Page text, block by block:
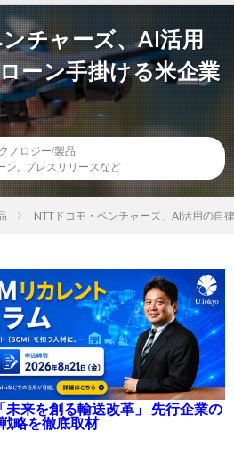
チャーズ、AI活用
ーン手掛ける米企業
ノロジー/製品
ン プレスリリースなど
NTTドコモ・ベンチャーズ、AI活用の自
未来を創る輸送改革」 先行企業の
略を徹底取材